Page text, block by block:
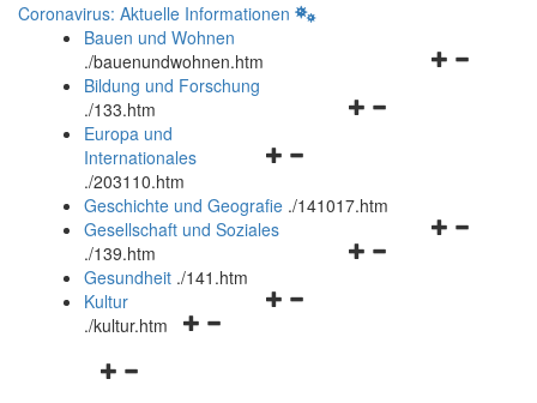
Coronavirus: Aktuelle Informationen
Bauen und Wohnen
./bauenundwohnen.htm
Navigationsmenü
Bildung und Forschung
./133.htm
Navigationsmenü
und
schließen
Europa und
Internationales
./203110.htm
Geschichte und Geografie ./141017.htm
Navigationsmenü
Gesellschaft und Soziales
./139.htm
Navigationsmenü
Gesundheit ./141.htm
Navigationsmenü
Kultur
./kultur.htm
Navigationsmenü